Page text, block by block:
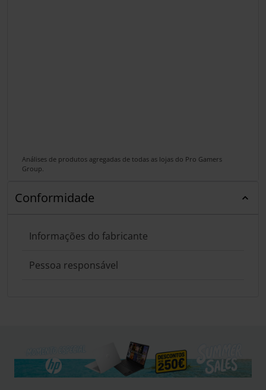
Análises de produtos agregadas de todas as lojas do Pro Gamers
Group.
Conformidade
Informações do fabricante
Pessoa responsável